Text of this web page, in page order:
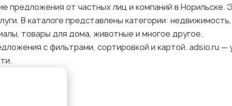
от частных лиц и компаний в Норильске.
В каталоге представлены категории: недвижимость,
товары для дома, животные и многое другое.
с фильтрами, сортировкой и картой. adsio.ru —